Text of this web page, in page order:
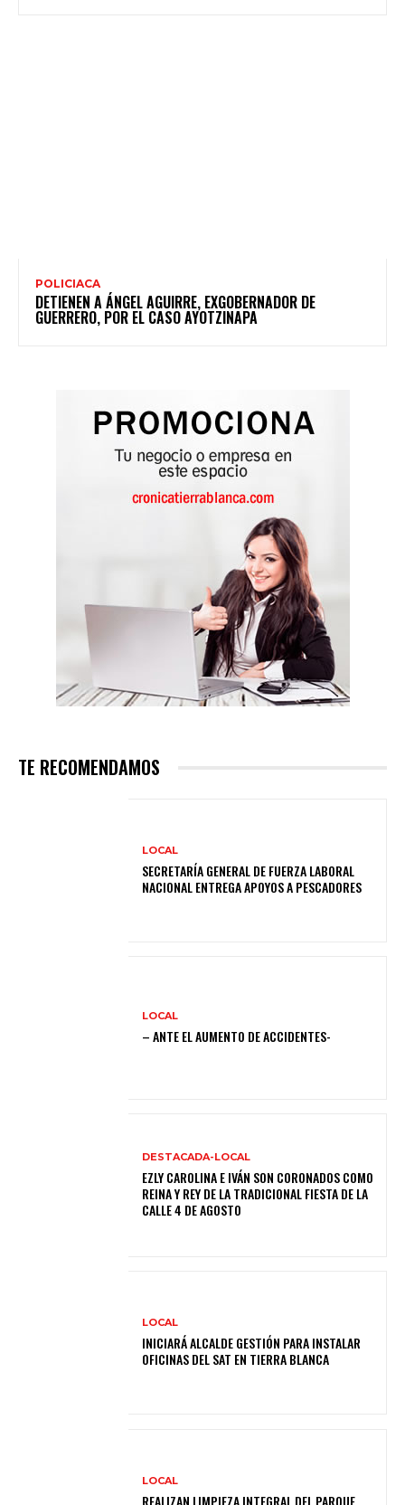
POLICIACA
DETIENEN A ÁNGEL AGUIRRE, EXGOBERNADOR DE
GUERRERO, POR EL CASO AYOTZINAPA
TE RECOMENDAMOS
LOCAL
SECRETARÍA GENERAL DE FUERZA LABORAL
NACIONAL ENTREGA APOYOS A PESCADORES
LOCAL
– ANTE EL AUMENTO DE ACCIDENTES-
DESTACADA-LOCAL
EZLY CAROLINA E IVÁN SON CORONADOS COMO
REINA Y REY DE LA TRADICIONAL FIESTA DE LA
CALLE 4 DE AGOSTO
LOCAL
INICIARÁ ALCALDE GESTIÓN PARA INSTALAR
OFICINAS DEL SAT EN TIERRA BLANCA
LOCAL
REALIZAN LIMPIEZA INTEGRAL DEL PARQUE